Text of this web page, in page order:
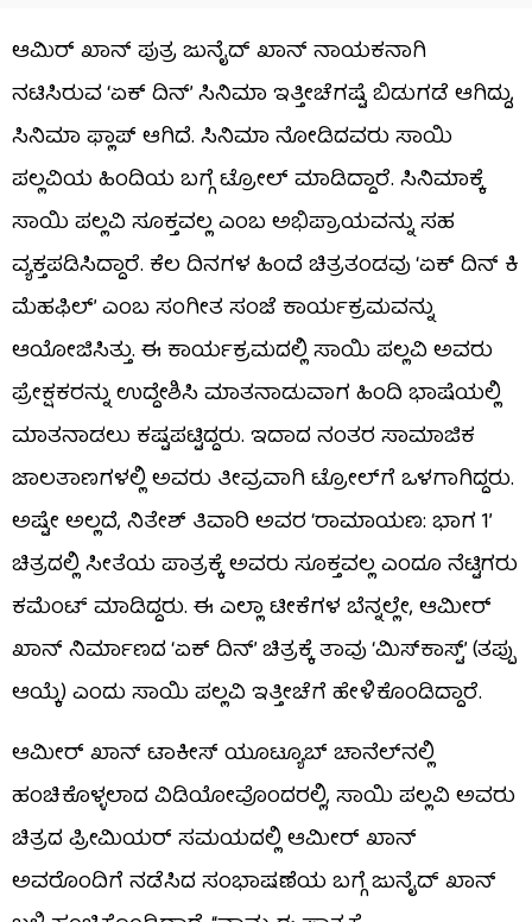
ಆಮಿರ್ ಖಾನ್ ಪುತ್ರ ಜುನೈದ್ ಖಾನ್ ನಾಯಕನಾಗಿ
ನಟಿಸಿರುವ ‘ಏಕ್ ದಿನ್’ ಸಿನಿಮಾ ಇತ್ತೀಚೆಗಷ್ಟೆ ಬಿಡುಗಡೆ ಆಗಿದ್ದು,
ಸಿನಿಮಾ ಫ್ಲಾಪ್ ಆಗಿದೆ. ಸಿನಿಮಾ ನೋಡಿದವರು ಸಾಯಿ
ಪಲ್ಲವಿಯ ಹಿಂದಿಯ ಬಗ್ಗೆ ಟ್ರೋಲ್ ಮಾಡಿದ್ದಾರೆ. ಸಿನಿಮಾಕ್ಕೆ
ಸಾಯಿ ಪಲ್ಲವಿ ಸೂಕ್ತವಲ್ಲ ಎಂಬ ಅಭಿಪ್ರಾಯವನ್ನು ಸಹ
ವ್ಯಕ್ತಪಡಿಸಿದ್ದಾರೆ. ಕೆಲ ದಿನಗಳ ಹಿಂದೆ ಚಿತ್ರತಂಡವು ‘ಏಕ್ ದಿನ್ ಕಿ
ಮೆಹಫಿಲ್’ ಎಂಬ ಸಂಗೀತ ಸಂಜೆ ಕಾರ್ಯಕ್ರಮವನ್ನು
ಆಯೋಜಿಸಿತ್ತು. ಈ ಕಾರ್ಯಕ್ರಮದಲ್ಲಿ ಸಾಯಿ ಪಲ್ಲವಿ ಅವರು
ಪ್ರೇಕ್ಷಕರನ್ನು ಉದ್ದೇಶಿಸಿ ಮಾತನಾಡುವಾಗ ಹಿಂದಿ ಭಾಷೆಯಲ್ಲಿ
ಮಾತನಾಡಲು ಕಷ್ಟಪಟ್ಟಿದ್ದರು. ಇದಾದ ನಂತರ ಸಾಮಾಜಿಕ
ಜಾಲತಾಣಗಳಲ್ಲಿ ಅವರು ತೀವ್ರವಾಗಿ ಟ್ರೋಲ್‌ಗೆ ಒಳಗಾಗಿದ್ದರು.
ಅಷ್ಟೇ ಅಲ್ಲದೆ, ನಿತೇಶ್ ತಿವಾರಿ ಅವರ ‘ರಾಮಾಯಣ: ಭಾಗ 1’
ಚಿತ್ರದಲ್ಲಿ ಸೀತೆಯ ಪಾತ್ರಕ್ಕೆ ಅವರು ಸೂಕ್ತವಲ್ಲ ಎಂದೂ ನೆಟ್ಟಿಗರು
ಕಮೆಂಟ್ ಮಾಡಿದ್ದರು. ಈ ಎಲ್ಲಾ ಟೀಕೆಗಳ ಬೆನ್ನಲ್ಲೇ, ಆಮೀರ್
ಖಾನ್ ನಿರ್ಮಾಣದ ‘ಏಕ್ ದಿನ್’ ಚಿತ್ರಕ್ಕೆ ತಾವು ‘ಮಿಸ್‌ಕಾಸ್ಟ್’ (ತಪ್ಪು
ಆಯ್ಕೆ) ಎಂದು ಸಾಯಿ ಪಲ್ಲವಿ ಇತ್ತೀಚೆಗೆ ಹೇಳಿಕೊಂಡಿದ್ದಾರೆ.
ಆಮೀರ್ ಖಾನ್ ಟಾಕೀಸ್ ಯೂಟ್ಯೂಬ್ ಚಾನೆಲ್‌ನಲ್ಲಿ
ಹಂಚಿಕೊಳ್ಳಲಾದ ವಿಡಿಯೋವೊಂದರಲ್ಲಿ, ಸಾಯಿ ಪಲ್ಲವಿ ಅವರು
ಚಿತ್ರದ ಪ್ರೀಮಿಯರ್ ಸಮಯದಲ್ಲಿ ಆಮೀರ್ ಖಾನ್
ಅವರೊಂದಿಗೆ ನಡೆಸಿದ ಸಂಭಾಷಣೆಯ ಬಗ್ಗೆ ಜುನೈದ್ ಖಾನ್